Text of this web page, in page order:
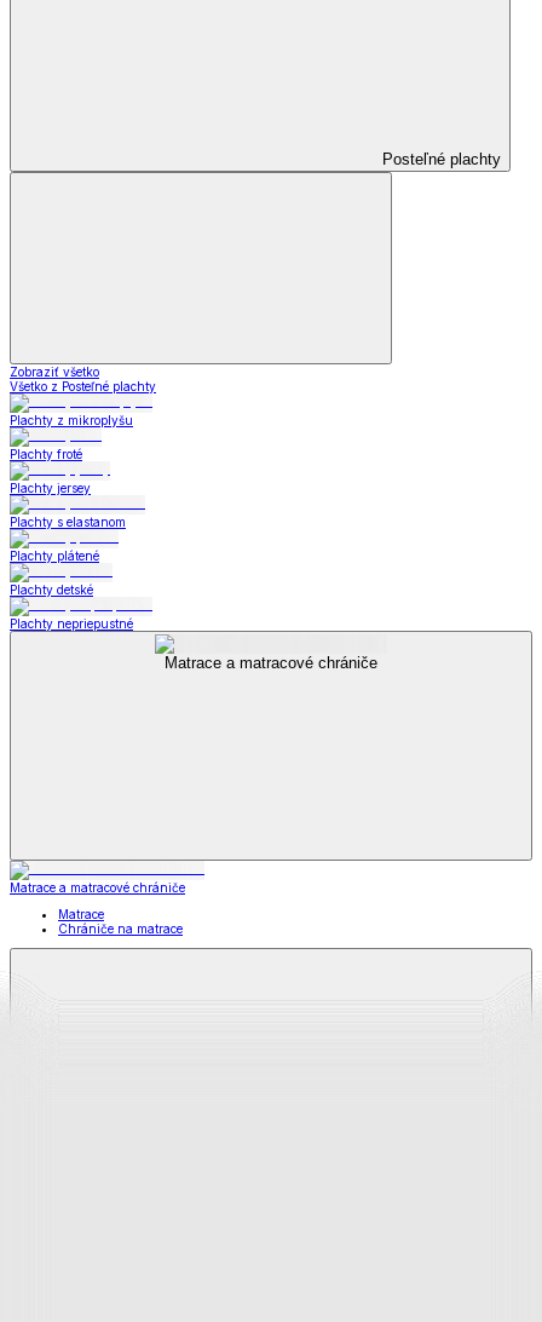
Posteľné plachty
Zobraziť všetko
Všetko z Posteľné plachty
Plachty z mikroplyšu
Plachty froté
Plachty jersey
Plachty s elastanom
Plachty plátené
Plachty detské
Plachty nepriepustné
Matrace a matracové chrániče
Matrace a matracové chrániče
Matrace
Chrániče na matrace